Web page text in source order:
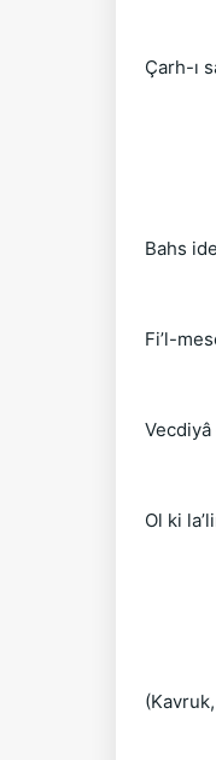
Çarh-ı
Bahs
Fi’l-
Vecdiyâ
Ol ki